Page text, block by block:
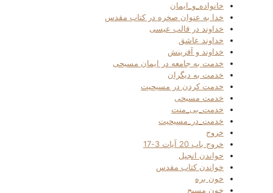
خانواده_و_ایمان
خدا به عنوان صخره در کتاب مقدس
خداوند در قالب عیسی
خداوند عاشق
خداوند و آفرینش
خدمت به جامعه در ایمان مسیحی
خدمت به دیگران
خدمت کردن در مسیحیت
خدمت مسیحی
خدمت_بی_منت
خدمت_در_مسیحیت
خروج
خروج باب 20 آیات 3-17
خواندن انجیل
خواندن کتاب مقدس
خون بره
خون مسیح